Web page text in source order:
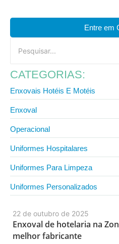
22 de outubro de 2025
Enxoval de hotelaria na
melhor fabricante
Entre em
CATEGORIAS:
Enxovais Hotéis E Motéis
Enxoval
Operacional
Uniformes Hospitalares
Uniformes Para Limpeza
Uniformes Personalizados